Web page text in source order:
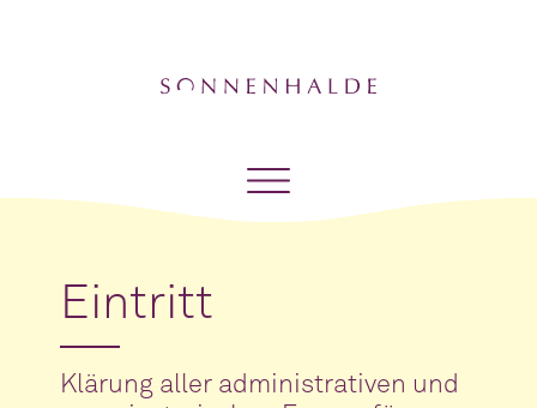
Eintritt
Klärung aller administrativen und